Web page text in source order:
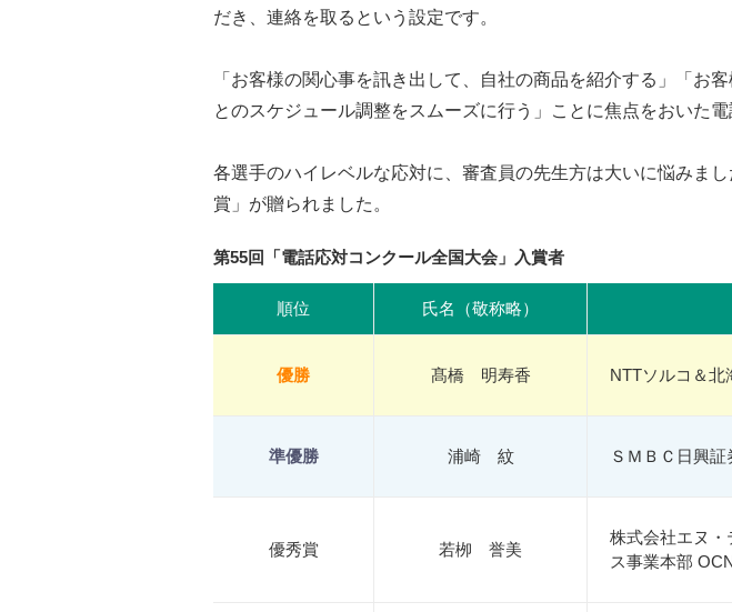
だき、連絡を取るという設定です。
「お客様の関心事を訊き出して、自社の商品を紹介する」「お
とのスケジュール調整をスムーズに行う」ことに焦点をおいた
各選手のハイレベルな応対に、審査員の先生方は大いに悩みま
賞」が贈られました。
第55回「電話応対コンクール全国大会」入賞者
順位 氏名（敬称略）
優勝 髙橋 明寿香 NTTソルコ＆北
準優勝 浦崎 紋 ＳＭＢＣ日興証
優秀賞 若栁 誉美
株式会社エヌ・
ス事業本部